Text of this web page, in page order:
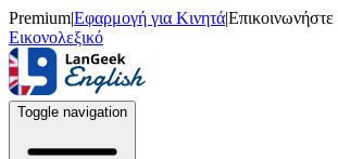
Premium|Εφαρμογή για Κινητά|Επικοινωνήστε
Εικονολεξικό
Toggle navigation